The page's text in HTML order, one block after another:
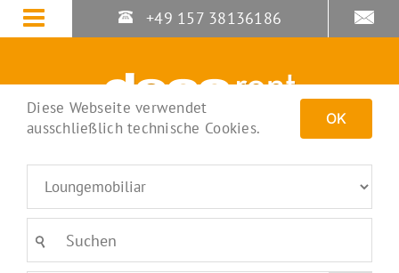
Zum
Inhalt
+49 157 38136186
Diese Webseite verwendet
ausschließlich technische Cookies.
OK